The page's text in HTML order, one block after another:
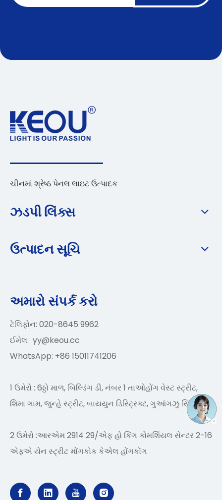
ચીનમાં શ્રેષ્ઠ પેનલ લાઇટ ઉત્પાદક
ઝડપી લિંક્સ
ઉત્પાદન સૂચિ
અમારો સંપર્ક કરો
ટેલિફોન: 020-8645 9962
ઈમેલ: yy@keou.cc
WhatsApp: +86 15011741206
1 ઉમેરો : 6ઠ્ઠો માળ, બિલ્ડિંગ ડી, નંબર 1 તાઓહોંગ વેસ્ટ સ્ટ્રીટ,
શિમા ગામ, જુન્હે સ્ટ્રીટ, બાયયુન ડિસ્ટ્રિક્ટ, ગુઆંગઝુ સિટી
2 ઉમેરો :આરએમ 2914 29/એફ હો કિંગ કોમર્શિયલ સેન્ટર 2-16
એફએ યેન સ્ટ્રીટ મોંગકોક કેએલ હોંગકોંગ